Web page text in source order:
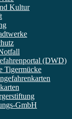
Kultur
(DWD)
Tigermücke
GmbH